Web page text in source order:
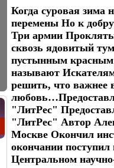
Когда суровая зима
перемены Но к
Три армии
сквозь ядовитый
пустынным красным
называют
решить, что важнее
"ЛитРес"
"ЛитРес" Автор
Москве Окончил
окончании
Центральном